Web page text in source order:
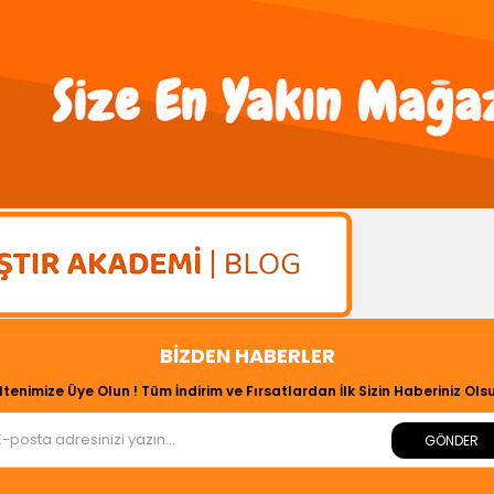
BIZDEN HABERLER
Üye Olun ! Tüm İndirim ve Fırsatlardan İlk Sizin Haberiniz
GÖNDER